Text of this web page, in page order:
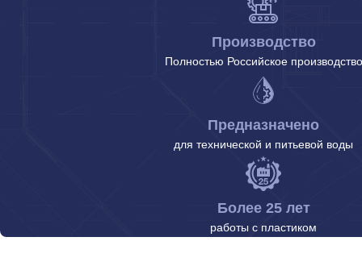
Производство
Полностью Российское производство
Предназначено
для технической и питьевой воды
Более 25 лет
работы с пластиком